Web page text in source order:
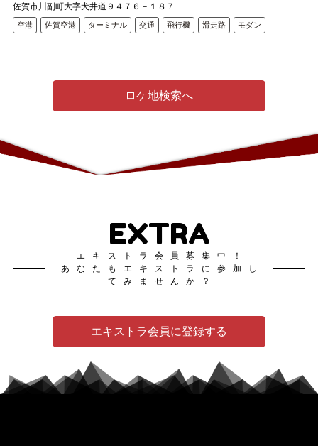
佐賀市川副町大字犬井道９４７６－１８７
空港 佐賀空港 ターミナル 交通 飛行機 滑走路 モダン
ロケ地検索へ
EXTRA
エキストラ会員募集中！
あなたもエキストラに参加し
てみませんか？
エキストラ会員に登録する